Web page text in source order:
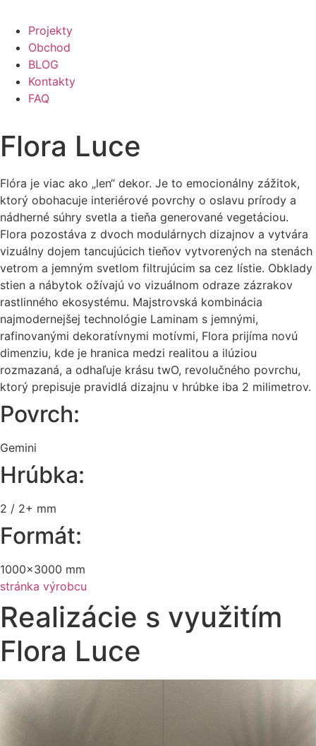
Projekty
Obchod
BLOG
Kontakty
FAQ
Flora Luce
Flóra je viac ako „len“ dekor. Je to emocionálny zážitok,
ktorý obohacuje interiérové povrchy o oslavu prírody a
nádherné súhry svetla a tieňa generované vegetáciou.
Flora pozostáva z dvoch modulárnych dizajnov a vytvára
vizuálny dojem tancujúcich tieňov vytvorených na stenách
vetrom a jemným svetlom filtrujúcim sa cez lístie. Obklady
stien a nábytok ožívajú vo vizuálnom odraze zázrakov
rastlinného ekosystému. Majstrovská kombinácia
najmodernejšej technológie Laminam s jemnými,
rafinovanými dekoratívnymi motívmi, Flora prijíma novú
dimenziu, kde je hranica medzi realitou a ilúziou
rozmazaná, a odhaľuje krásu twO, revolučného povrchu,
ktorý prepisuje pravidlá dizajnu v hrúbke iba 2 milimetrov.
Povrch:
Gemini
Hrúbka:
2 / 2+ mm
Formát:
1000×3000 mm
stránka výrobcu
Realizácie s využitím
Flora Luce